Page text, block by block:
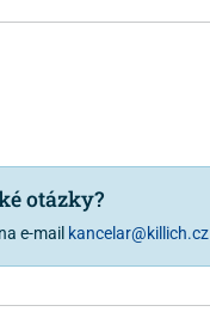
otázky?
e-mail kancelar@killich.cz